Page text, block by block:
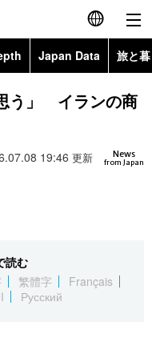
English
简体字
Русский
Japan Data 旅と
Topics
う」 イランの商
News
from Japan
19:46 更新
読む
繁體字
Français
Русский